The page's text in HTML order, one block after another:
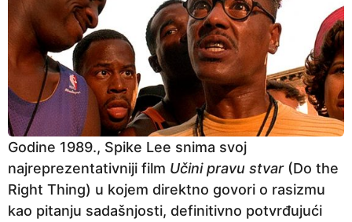
Godine 1989., Spike Lee snima svoj
najreprezentativniji film Učini pravu stvar(Do the
Right Thing) u kojem direktno govori o rasizmu
kao pitanju sadašnjosti, definitivno potvrđujući